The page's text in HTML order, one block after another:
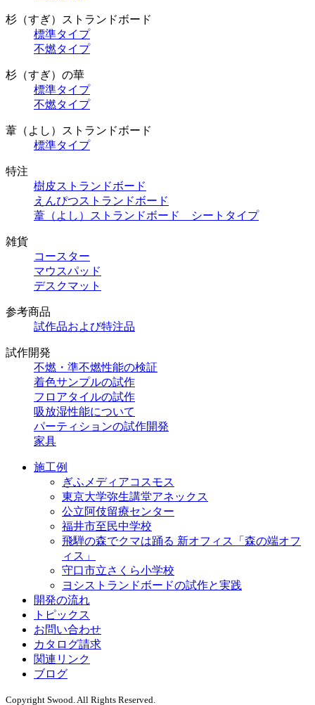
杉（すぎ）ストランドボード
標準タイプ
不燃タイプ
杉（すぎ）の華
標準タイプ
不燃タイプ
葦（よし）ストランドボード
標準タイプ
特注
樹皮ストランドボード
えんぴつストランドボード
葦（よし）ストランドボード シートタイプ
雑貨
コースター
マウスパッド
デスクマット
参考商品
試作品および特注品
試作開発
不燃・準不燃性能の検証
着色サンプルの試作
フロアタイルの試作
吸放湿性能について
パーティションの試作開発
家具
施工例
ぎふメディアコスモス
東京大学弥生講堂アネックス
公立阿伎留療センター
福井市至民中学校
飛騨の森でクマは踊る 新オフィス「森の端オフ
ィス」
守口市立さくら小学校
ヨシストランドボードの試作と実践
開発の流れ
トピックス
お問い合わせ
カタログ請求
関連リンク
ブログ
Copyright Swood. All Rights Reserved.